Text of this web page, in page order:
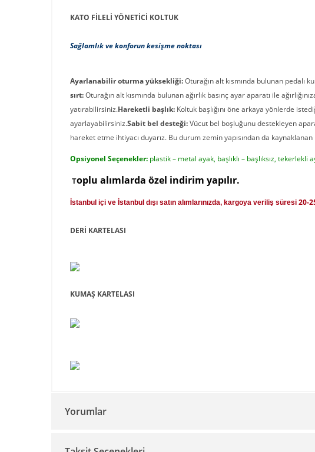
KATO FİLELİ YÖNETİCİ KOLTUK
Sağlamlık ve konforun kesişme noktası
Ayarlanabilir oturma yüksekliği:Oturağın alt kısmında bulunan pedalı
sırt:Oturağın alt kısmında bulunanağırlık basınç ayar aparatı ile
yatırabilirsiniz.Hareketli başlık: Koltuk başlığını öne arkaya yönlerde
ayarlayabilirsiniz.Sabit bel desteği:Vücut bel boşluğunu destekleyen
hareket etme ihtiyacı duyarız. Bu durum zemin yapısından da
Opsiyonel Seçenekler: plastik – metal ayak, başlıklı – başlıksız, tekerlekli
Toplu alımlarda özel indirim yapılır.
İstanbul içi ve İstanbul dışı satın alımlarınızda, kargoya veriliş süresi 20-
DERİ KARTELASI
KUMAŞ KARTELASI
Yorumlar